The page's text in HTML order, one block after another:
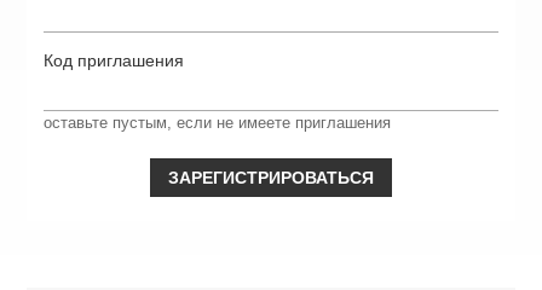
Код приглашения
оставьте пустым, если не имеете приглашения